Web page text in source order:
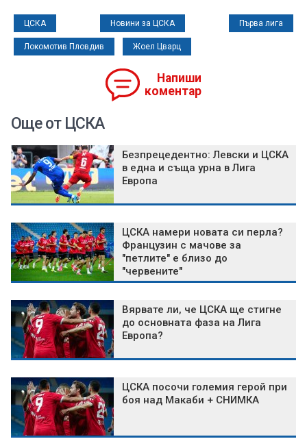
ЦСКА Новини за ЦСКА Първа лига
Локомотив Пловдив Жоел Цварц
Напиши
коментар
Още от ЦСКА
Безпрецедентно: Левски и ЦСКА
в една и съща урна в Лига
Европа
ЦСКА намери новата си перла?
Французин с мачове за
"петлите" е близо до
"червените"
Вярвате ли, че ЦСКА ще стигне
до основната фаза на Лига
Европа?
ЦСКА посочи големия герой при
боя над Макаби + СНИМКА